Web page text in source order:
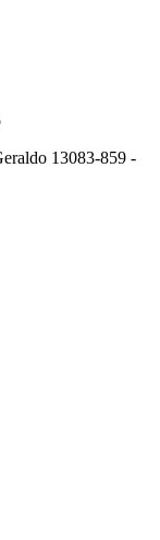
13083-859 -